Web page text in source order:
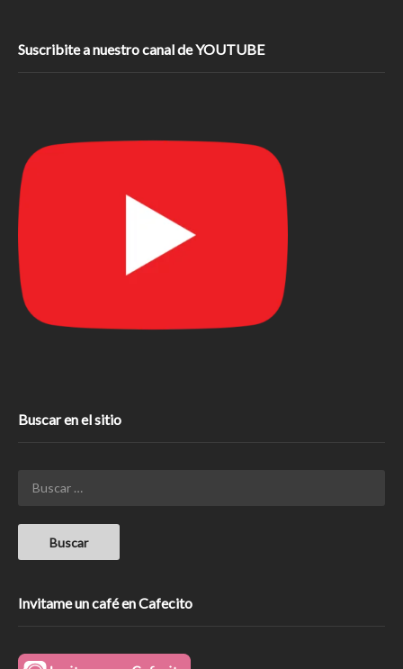
Suscribite a nuestro canal de YOUTUBE
Buscar en el sitio
Invitame un café en Cafecito